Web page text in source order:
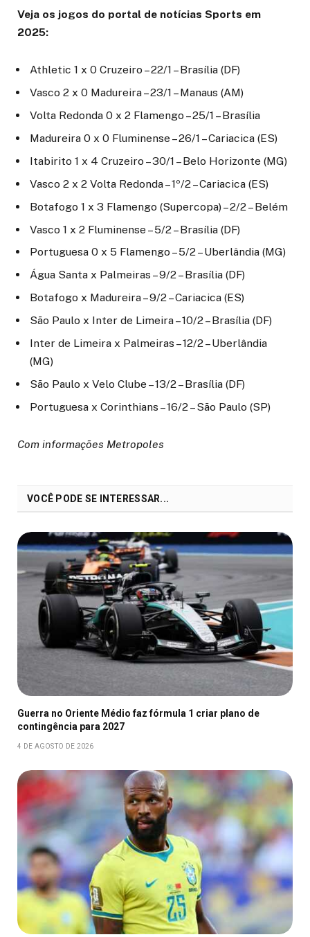
Veja os jogos do portal de notícias Sports em
2025:
Athletic 1 x 0 Cruzeiro – 22/1 – Brasília (DF)
Vasco 2 x 0 Madureira – 23/1 – Manaus (AM)
Volta Redonda 0 x 2 Flamengo – 25/1 – Brasília
Madureira 0 x 0 Fluminense – 26/1 – Cariacica (ES)
Itabirito 1 x 4 Cruzeiro – 30/1 – Belo Horizonte (MG)
Vasco 2 x 2 Volta Redonda – 1º/2 – Cariacica (ES)
Botafogo 1 x 3 Flamengo (Supercopa) – 2/2 – Belém
Vasco 1 x 2 Fluminense – 5/2 – Brasília (DF)
Portuguesa 0 x 5 Flamengo – 5/2 – Uberlândia (MG)
Água Santa x Palmeiras – 9/2 – Brasília (DF)
Botafogo x Madureira – 9/2 – Cariacica (ES)
São Paulo x Inter de Limeira – 10/2 – Brasília (DF)
Inter de Limeira x Palmeiras – 12/2 – Uberlândia
(MG)
São Paulo x Velo Clube – 13/2 – Brasília (DF)
Portuguesa x Corinthians – 16/2 – São Paulo (SP)
Com informações Metropoles
VOCÊ PODE SE INTERESSAR...
Guerra no Oriente Médio faz fórmula 1 criar plano de
contingência para 2027
4 DE AGOSTO DE 2026